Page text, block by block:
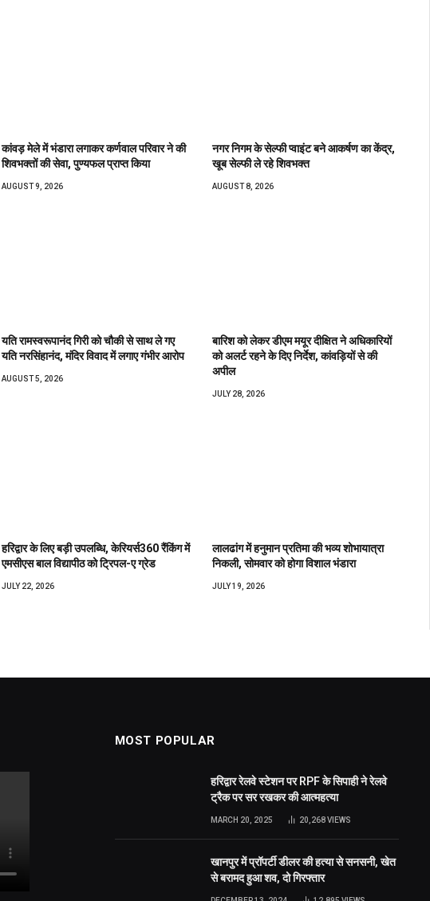
कांवड़ मेले में भंडारा लगाकर कर्णवाल परिवार ने की
शिवभक्तों की सेवा, पुण्यफल प्राप्त किया
AUGUST 9, 2026
नगर निगम के सेल्फी प्वाइंट बने आकर्षण का केंद्र,
खूब सेल्फी ले रहे शिवभक्त
AUGUST 8, 2026
यति रामस्वरूपानंद गिरी को चौकी से साथ ले गए
यति नरसिंहानंद, मंदिर विवाद में लगाए गंभीर आरोप
AUGUST 5, 2026
बारिश को लेकर डीएम मयूर दीक्षित ने अधिकारियों
को अलर्ट रहने के दिए निर्देश, कांवड़ियों से की
अपील
JULY 28, 2026
हरिद्वार के लिए बड़ी उपलब्धि, केरियर्स360 रैंकिंग में
एमसीएस बाल विद्यापीठ को ट्रिपल-ए ग्रेड
JULY 22, 2026
लालढांग में हनुमान प्रतिमा की भव्य शोभायात्रा
निकली, सोमवार को होगा विशाल भंडारा
JULY 19, 2026
MOST POPULAR
हरिद्वार रेलवे स्टेशन पर RPF के सिपाही ने रेलवे
ट्रैक पर सर रखकर की आत्महत्या
MARCH 20, 2025 20,268VIEWS
खानपुर में प्रॉपर्टी डीलर की हत्या से सनसनी, खेत
से बरामद हुआ शव, दो गिरफ्तार